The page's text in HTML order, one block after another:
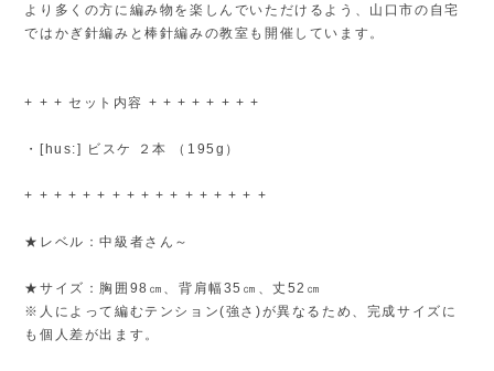
より多くの方に編み物を楽しんでいただけるよう、山口市の自宅
ではかぎ針編みと棒針編みの教室も開催しています。
+ + + セット内容 + + + + + + + +
・[hus:] ビスケ ２本 （195g）
+ + + + + + + + + + + + + + + + +
★レベル：中級者さん～
★サイズ：胸囲98㎝、背肩幅35㎝、丈52㎝
※人によって編むテンション(強さ)が異なるため、完成サイズに
も個人差が出ます。